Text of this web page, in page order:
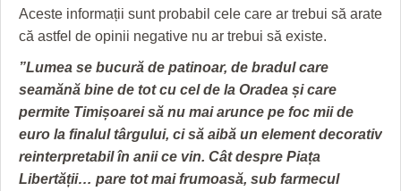
DIVERSE
HARTA TIMIŞOAREI
LICEE, ŞCOLI ŞI GRĂDINIŢE DIN TIMIŞ
PRIMĂRIILE DIN TIMIŞ
Aceste informații sunt probabil cele care ar trebui să arate
că astfel de opinii negative nu ar trebui să existe.
”Lumea se bucură de patinoar, de bradul care
seamănă bine de tot cu cel de la Oradea și care
permite Timișoarei să nu mai arunce pe foc mii de
euro la finalul târgului, ci să aibă un element decorativ
reinterpretabil în anii ce vin. Cât despre Piața
Libertății… pare tot mai frumoasă, sub farmecul